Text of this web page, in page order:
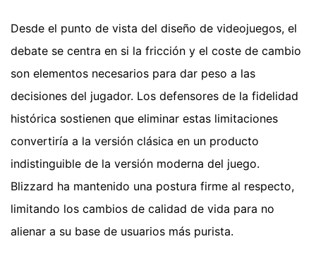
Desde el punto de vista del diseño de videojuegos, el
debate se centra en si la fricción y el coste de cambio
son elementos necesarios para dar peso a las
decisiones del jugador. Los defensores de la fidelidad
histórica sostienen que eliminar estas limitaciones
convertiría a la versión clásica en un producto
indistinguible de la versión moderna del juego.
Blizzard ha mantenido una postura firme al respecto,
limitando los cambios de calidad de vida para no
alienar a su base de usuarios más purista.